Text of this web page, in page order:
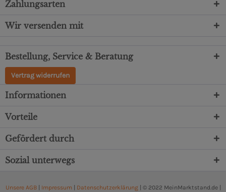
Zahlungsarten
Wir versenden mit
Bestellung, Service & Beratung
Vertrag widerrufen
Informationen
Vorteile
Gefördert durch
Sozial unterwegs
Unsere AGB| Impressum Datenschutzerklärung| © 2022 MeinMarktstand.de |